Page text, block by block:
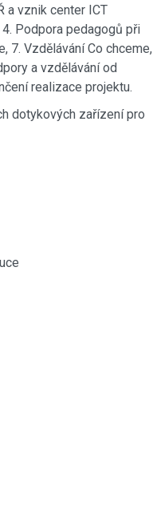
a vznik center ICT
Podpora pedagogů při
7. Vzdělávání Co chceme,
a vzdělávání od
realizace projektu.
dotykových zařízení pro